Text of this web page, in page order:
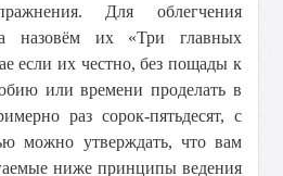
Для облегчения
назовём их «Три главных
если их честно, без пощады к
или времени проделать в
раз сорок-пятьдесят, с
можно утверждать, что вам
ниже принципы ведения